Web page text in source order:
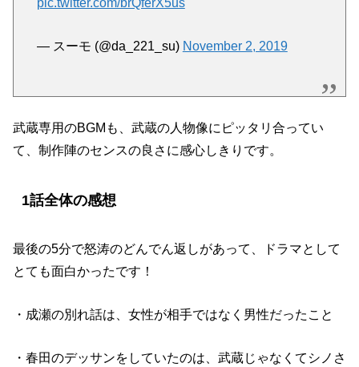
— スーモ (@da_221_su) November 2, 2019
武蔵専用のBGMも、武蔵の人物像にピッタリ合ってい
て、制作陣のセンスの良さに感心しきりです。
1話全体の感想
最後の5分で怒涛のどんでん返しがあって、ドラマとして
とても面白かったです！
・成瀬の別れ話は、女性が相手ではなく男性だったこと
・春田のデッサンをしていたのは、武蔵じゃなくてシノさ